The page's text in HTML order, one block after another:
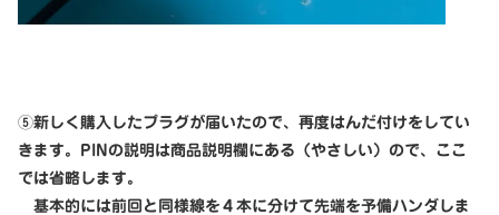
⑤新しく購入したプラグが届いたので、再度はんだ付けをしてい
きます。PINの説明は商品説明欄にある（やさしい）ので、ここ
では省略します。
基本的には前回と同様線を４本に分けて先端を予備ハンダしま